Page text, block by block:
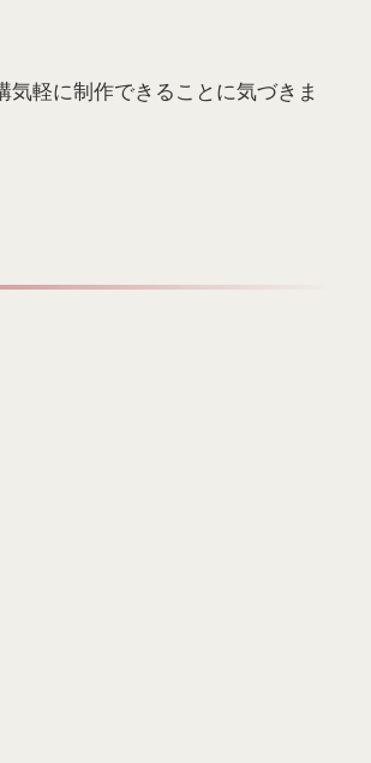
軽に制作できることに気づきま